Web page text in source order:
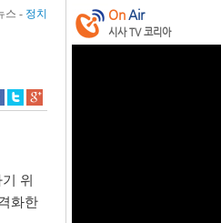
스 - 정치
위
화한
On Air
시사 TV 코리아